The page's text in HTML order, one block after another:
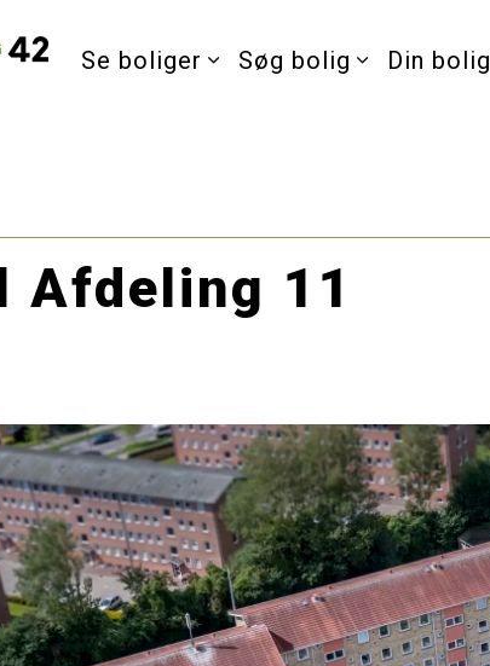
Se boliger Søg bolig Din bolig
Afdeling 11